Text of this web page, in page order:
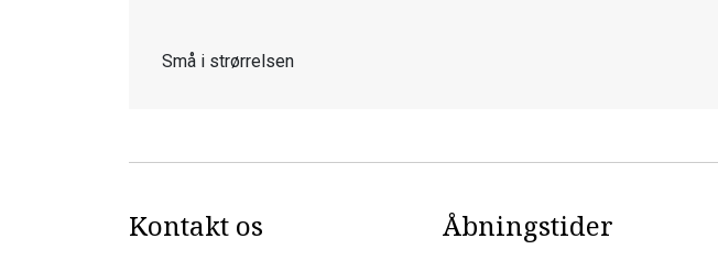
Små i strørrelsen
Kontakt os Åbningstider